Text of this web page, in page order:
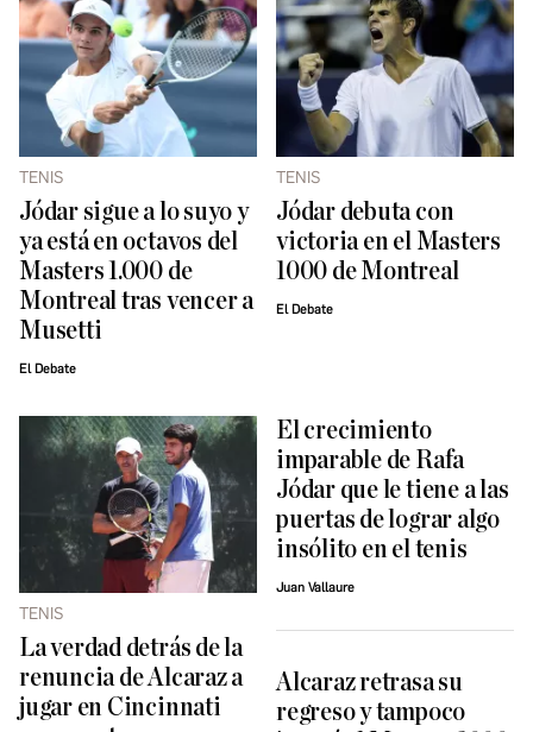
TENIS
Jódar sigue a lo suyo y
ya está en octavos del
Masters 1.000 de
Montreal tras vencer a
Musetti
El Debate
TENIS
Jódar debuta con
victoria en el Masters
1000 de Montreal
El Debate
TENIS
La verdad detrás de la
renuncia de Alcaraz a
jugar en Cincinnati
El crecimiento
imparable de Rafa
Jódar que le tiene a las
puertas de lograr algo
insólito en el tenis
Juan Vallaure
Alcaraz retrasa su
regreso y tampoco